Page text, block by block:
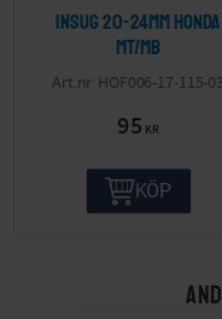
Insug 20-24mm Honda
MT/MB
HOF006-17-115-03
95 KR
KÖP